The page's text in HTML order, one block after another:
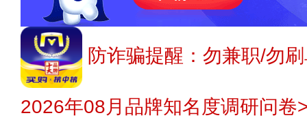
防诈骗提醒：勿兼职/勿
2026年08月品牌知名度调研问卷